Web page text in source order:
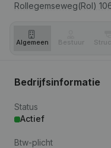
Rollegemseweg(Rol)
Algemeen Bestuur
Bedrijfsinformatie
Status
Actief
Btw-plicht